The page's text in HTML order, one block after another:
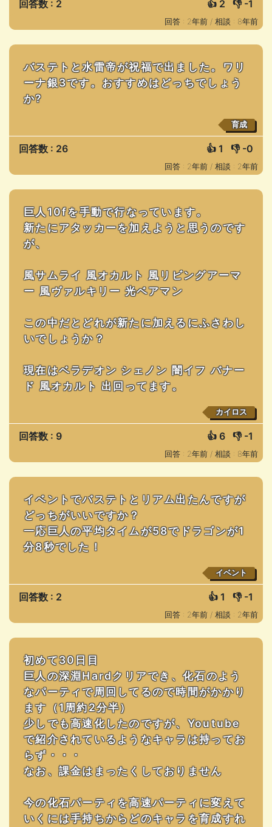
回答数 : 2 👍 2 👎 -1
回答 : 2年前 / 相談 : 8年前
バステトと水雷帝が祝福で出ました。ワリ
ーナ銀3です。おすすめはどっちでしょう
か?
育成
回答数 : 26 👍 1 👎 -0
回答 : 2年前 / 相談 : 2年前
巨人10fを手動で行なっています。
新たにアタッカーを加えようと思うのです
が、
風サムライ 風オカルト 風リビングアーマ
ー 風ヴァルキリー 光ベアマン
この中だとどれが新たに加えるにふさわし
いでしょうか？
現在はベラデオン シェノン 闇イフ バナー
ド 風オカルト 出回ってます。
カイロス
回答数 : 9 👍 6 👎 -1
回答 : 2年前 / 相談 : 8年前
イベントでバステトとリアム出たんですが
どっちがいいですか？
一応巨人の平均タイムが58でドラゴンが1
分8秒でした！
イベント
回答数 : 2 👍 1 👎 -1
回答 : 2年前 / 相談 : 2年前
初めて30日目
巨人の深淵Hardクリアでき、化石のよう
なパーティで周回してるので時間がかかり
ます（1周約2分半）
少しでも高速化したのですが、Youtube
で紹介されているようなキャラは持ってお
らず・・・
なお、課金はまったくしておりません
今の化石パーティを高速パーティに変えて
いくには手持ちからどのキャラを育成すれ